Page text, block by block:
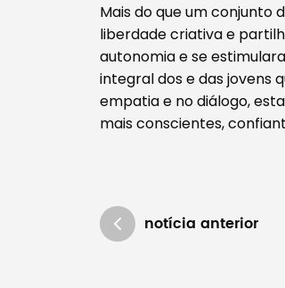
Mais do que um conjunto
liberdade criativa e
autonomia e se
integral dos e das jovens
empatia e no diálogo,
mais conscientes,
notícia anterior